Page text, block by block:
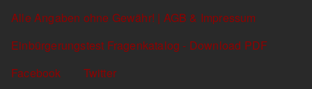
Alle Angaben ohne Gewähr! | AGB & Impressum
Einbürgerungstest Fragenkatalog - Download PDF
Facebook
Twitter